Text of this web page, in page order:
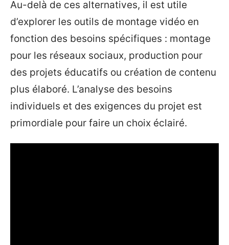
Au-delà de ces alternatives, il est utile
d’explorer les outils de montage vidéo en
fonction des besoins spécifiques : montage
pour les réseaux sociaux, production pour
des projets éducatifs ou création de contenu
plus élaboré. L’analyse des besoins
individuels et des exigences du projet est
primordiale pour faire un choix éclairé.